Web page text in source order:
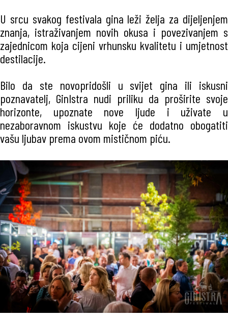
U srcu svakog festivala gina leži želja za dijeljenjem
znanja, istraživanjem novih okusa i povezivanjem s
zajednicom koja cijeni vrhunsku kvalitetu i umjetnost
destilacije.
Bilo da ste novopridošli u svijet gina ili iskusni
poznavatelj, GinIstra nudi priliku da proširite svoje
horizonte, upoznate nove ljude i uživate u
nezaboravnom iskustvu koje će dodatno obogatiti
vašu ljubav prema ovom mističnom piću.